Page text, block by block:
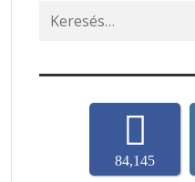
Search
for:
84,145